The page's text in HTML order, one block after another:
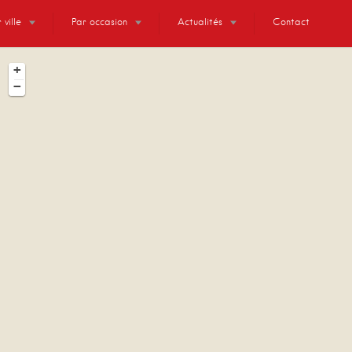
ville Par occasion Actualités Contact
+
−